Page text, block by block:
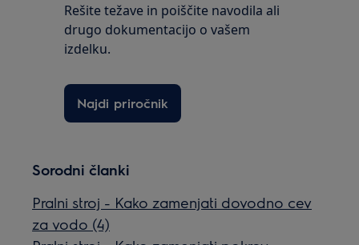
Rešite težave in poiščite navodila ali
drugo dokumentacijo o vašem
izdelku.
Najdi priročnik
Sorodni članki
Pralni stroj - Kako zamenjati dovodno cev
za vodo (4)